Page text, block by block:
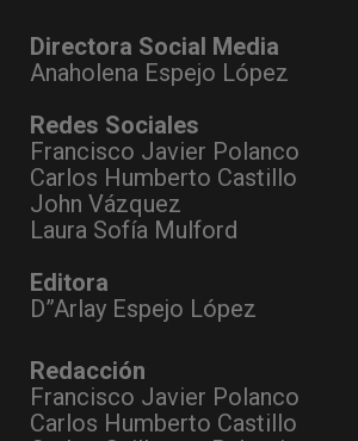
Directora Social Media
Anaholena Espejo López
Redes Sociales
Francisco Javier Polanco
Carlos Humberto Castillo
John Vázquez
Laura Sofía Mulford
Editora
D”Arlay Espejo López
Redacción
Francisco Javier Polanco
Carlos Humberto Castillo